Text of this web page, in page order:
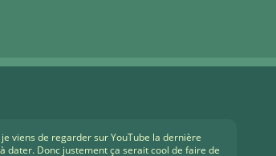
viens de regarder sur YouTube la dernière
dater. Donc justement ça serait cool de faire de